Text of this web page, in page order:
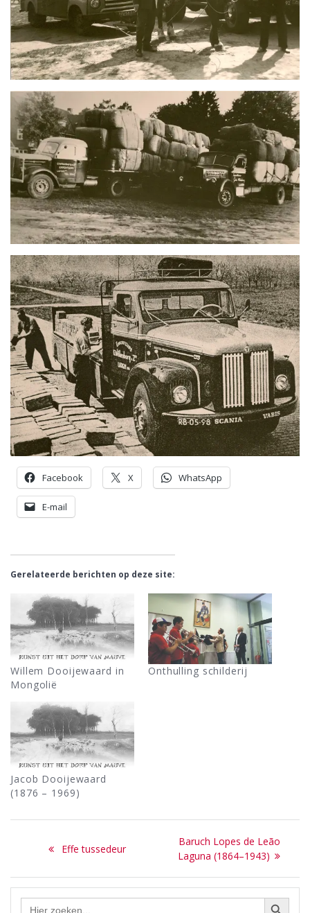
Facebook X WhatsApp
E-mail
Gerelateerde berichten op deze site:
Willem Dooijewaard in
Mongolië
Onthulling schilderij
Jacob Dooijewaard
(1876 – 1969)
navigatie
Previous
Effe tussedeur
Next
post:
Baruch Lopes de Leão
Laguna (1864–1943)
Zoek Zoekknop